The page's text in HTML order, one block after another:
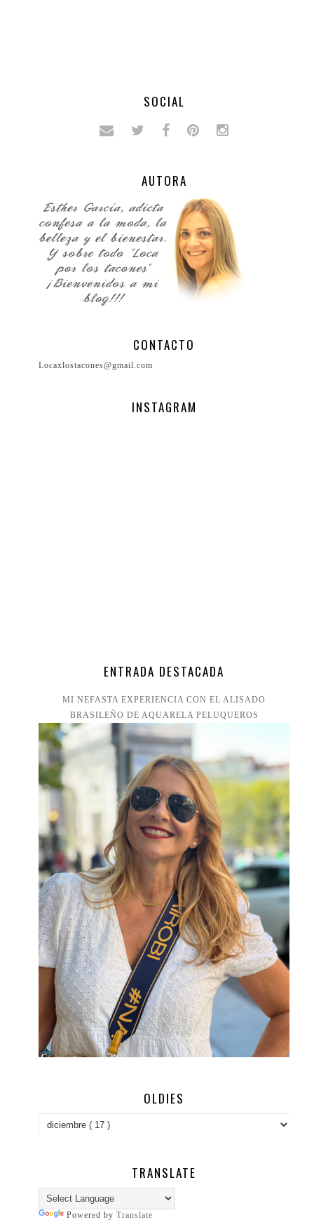
SOCIAL
AUTORA
CONTACTO
Locaxlostacones@gmail.com
INSTAGRAM
ENTRADA DESTACADA
MI NEFASTA EXPERIENCIA CON EL ALISADO
BRASILEÑO DE AQUARELA PELUQUEROS
OLDIES
TRANSLATE
Powered by Translate